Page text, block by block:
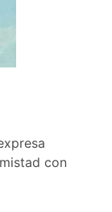
con